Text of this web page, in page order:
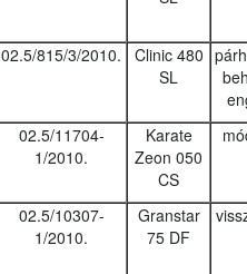
02.5/815/3/2010.
Clinic 480
SL
02.5/11704-
1/2010.
Karate
Zeon 050
CS
02.5/10307-
1/2010.
Granstar
75 DF